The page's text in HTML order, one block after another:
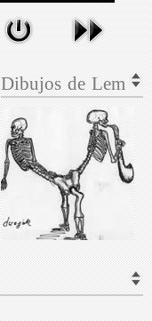
Dibujos de Lem